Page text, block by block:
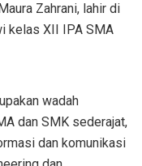
Zahrani, lahir di
kelas XII IPA SMA
wadah
dan SMK sederajat,
dan komunikasi